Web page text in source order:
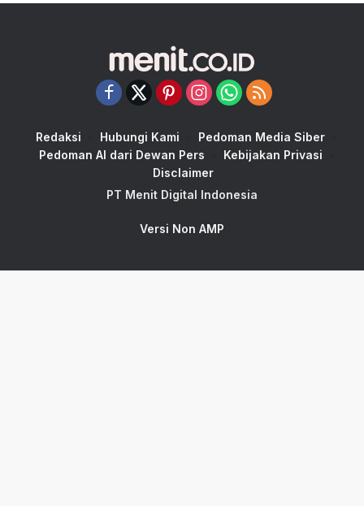
Redaksi Hubungi Kami
Pedoman Media Siber
Pedoman AI dari Dewan Pers
Kebijakan Privasi
Disclaimer
PT Menit Digital Indonesia
Versi Non AMP